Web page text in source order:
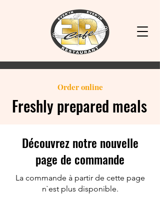
2018
Order online
Freshly prepared meals
Découvrez notre nouvelle
page de commande
La commande à partir de cette page
n`est plus disponible.